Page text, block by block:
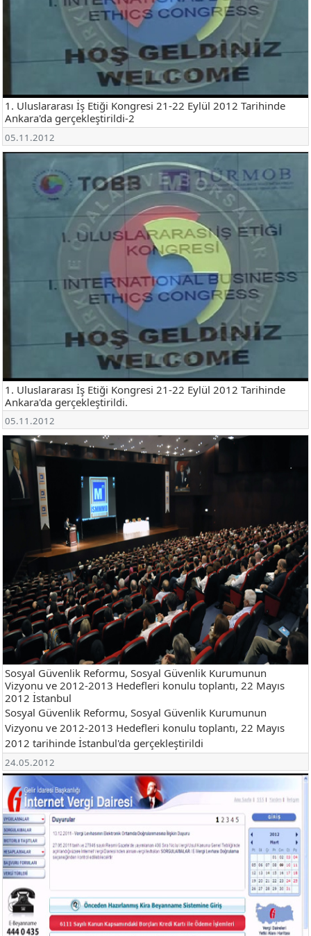
1. Uluslararası İş Etiği Kongresi 21-22 Eylül 2012 Tarihinde
Ankara'da gerçekleştirildi-2
05.11.2012
1. Uluslararası İş Etiği Kongresi 21-22 Eylül 2012 Tarihinde
Ankara'da gerçekleştirildi.
05.11.2012
Sosyal Güvenlik Reformu, Sosyal Güvenlik Kurumunun
Vizyonu ve 2012-2013 Hedefleri konulu toplantı, 22 Mayıs
2012 İstanbul
Sosyal Güvenlik Reformu, Sosyal Güvenlik Kurumunun
Vizyonu ve 2012-2013 Hedefleri konulu toplantı, 22 Mayıs
2012 tarihinde İstanbul'da gerçekleştirildi
24.05.2012